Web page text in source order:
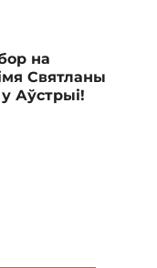
на
Святланы
Аўстрыі!